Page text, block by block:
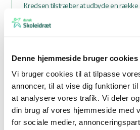
Denne hjemmeside bruger cookies
Vi bruger cookies til at tilpasse
annoncer, til at vise dig funktioner
at analysere vores trafik. Vi deler
din brug af vores hjemmeside med
for sociale medier,
Kredsen tilstræber at udbyde en række
træf, der favner alle klassetrin.
Som medlem af kredsen kan du som
deltagerbetaling.
Netværk
I bliver en del af et netværk med andre
Her kan I sparre med hinanden, dele
og inspirere hinanden til en god og